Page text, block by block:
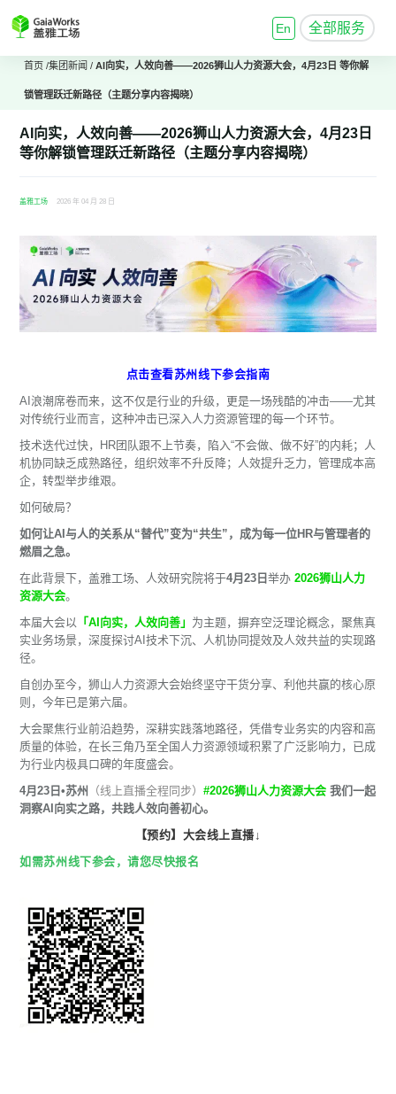
En 全部服务
首页 /集团新闻 /AI向实，人效向善——2026狮山人力资源大会，4月23日 等你解
锁管理跃迁新路径（主题分享内容揭晓）
AI向实，人效向善——2026狮山人力资源大会，4月23日
等你解锁管理跃迁新路径（主题分享内容揭晓）
盖雅工场 2026 年 04 月 28 日
点击查看苏州线下参会指南
AI浪潮席卷而来，这不仅是行业的升级，更是一场残酷的冲击——尤其
对传统行业而言，这种冲击已深入人力资源管理的每一个环节。
技术迭代过快，HR团队跟不上节奏，陷入“不会做、做不好”的内耗；人
机协同缺乏成熟路径，组织效率不升反降；人效提升乏力，管理成本高
企，转型举步维艰。
如何破局？
如何让AI与人的关系从“替代”变为“共生”，成为每一位HR与管理者的
燃眉之急。
在此背景下，盖雅工场、人效研究院将于4月23日举办 2026狮山人力
资源大会。
本届大会以 「AI向实，人效向善」 为主题，摒弃空泛理论概念，聚焦真
实业务场景，深度探讨AI技术下沉、人机协同提效及人效共益的实现路
径。
自创办至今，狮山人力资源大会始终坚守干货分享、利他共赢的核心原
则，今年已是第六届。
大会聚焦行业前沿趋势，深耕实践落地路径，凭借专业务实的内容和高
质量的体验，在长三角乃至全国人力资源领域积累了广泛影响力，已成
为行业内极具口碑的年度盛会。
4月23日•苏州
（线上直播全程同步）#2026狮山人力资源大会我们一起
洞察AI向实之路，共践人效向善初心。
【预约】大会线上直播↓
如需苏州线下参会，请您尽快报名